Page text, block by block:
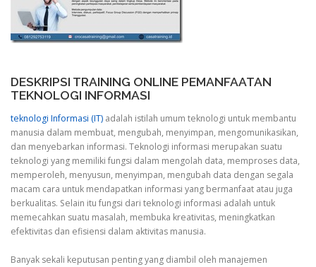
DESKRIPSI TRAINING ONLINE PEMANFAATAN
TEKNOLOGI INFORMASI
teknologi Informasi (IT) adalah istilah umum teknologi untuk membantu
manusia dalam membuat, mengubah, menyimpan, mengomunikasikan,
dan menyebarkan informasi. Teknologi informasi merupakan suatu
teknologi yang memiliki fungsi dalam mengolah data, memproses data,
memperoleh, menyusun, menyimpan, mengubah data dengan segala
macam cara untuk mendapatkan informasi yang bermanfaat atau juga
berkualitas. Selain itu fungsi dari teknologi informasi adalah untuk
memecahkan suatu masalah, membuka kreativitas, meningkatkan
efektivitas dan efisiensi dalam aktivitas manusia.
Banyak sekali keputusan penting yang diambil oleh manajemen